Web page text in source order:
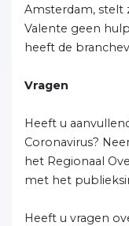
Amsterdam, stelt
Valente geen
heeft de
Vragen
Heeft u
Coronavirus?
het Regionaal
met het
Heeft u vragen